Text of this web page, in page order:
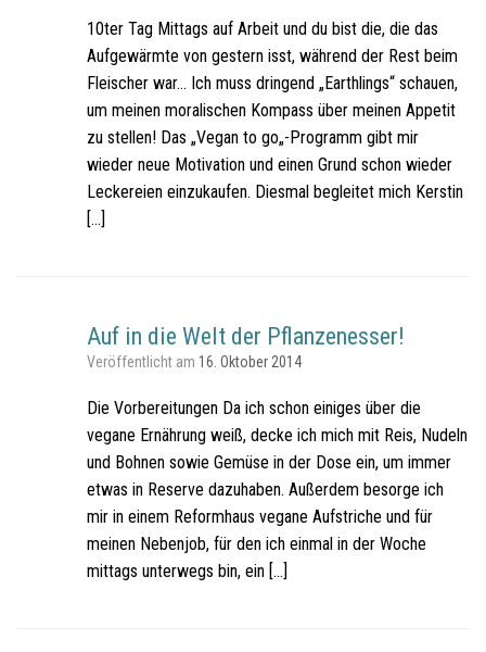
10ter Tag Mittags auf Arbeit und du bist die, die das
Aufgewärmte von gestern isst, während der Rest beim
Fleischer war… Ich muss dringend „Earthlings“ schauen,
um meinen moralischen Kompass über meinen Appetit
zu stellen! Das „Vegan to go„-Programm gibt mir
wieder neue Motivation und einen Grund schon wieder
Leckereien einzukaufen. Diesmal begleitet mich Kerstin
[…]
Auf in die Welt der Pflanzenesser!
Veröffentlicht am 16. Oktober 2014
Die Vorbereitungen Da ich schon einiges über die
vegane Ernährung weiß, decke ich mich mit Reis, Nudeln
und Bohnen sowie Gemüse in der Dose ein, um immer
etwas in Reserve dazuhaben. Außerdem besorge ich
mir in einem Reformhaus vegane Aufstriche und für
meinen Nebenjob, für den ich einmal in der Woche
mittags unterwegs bin, ein […]